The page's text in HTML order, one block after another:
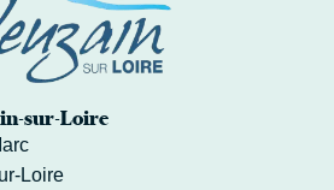
sur-Loire
Loire